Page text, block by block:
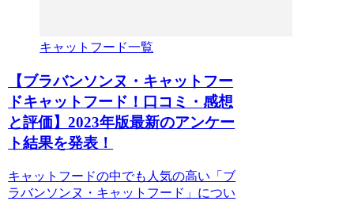
キャットフード一覧
【ブラバンソンヌ・キャットフー
ドキャットフード！口コミ・感想
と評価】2023年版最新のアンケー
ト結果を発表！
キャットフードの中でも人気の高い「ブ
ラバンソンヌ・キャットフード」につい